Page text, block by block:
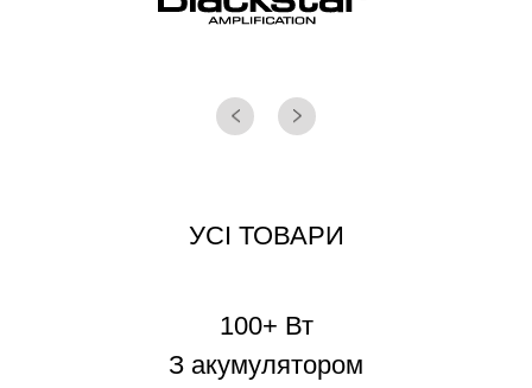
УСІ ТОВАРИ
100+ Вт
З акумулятором